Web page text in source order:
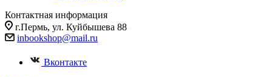
Контактная информация
г.Пермь, ул. Куйбышева 88
inbookshop@mail.ru
Вконтакте